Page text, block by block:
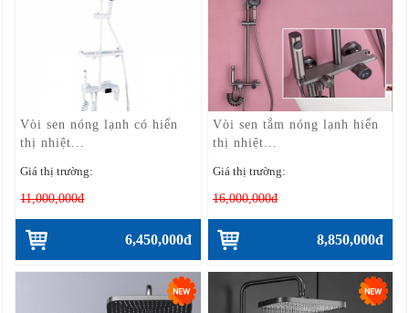
Vòi sen nóng lạnh có hiển
thị nhiệt...
Giá thị trường:
11,000,000đ
6,450,000đ
Vòi sen tắm nóng lạnh hiển
thị nhiệt...
Giá thị trường:
16,000,000đ
8,850,000đ